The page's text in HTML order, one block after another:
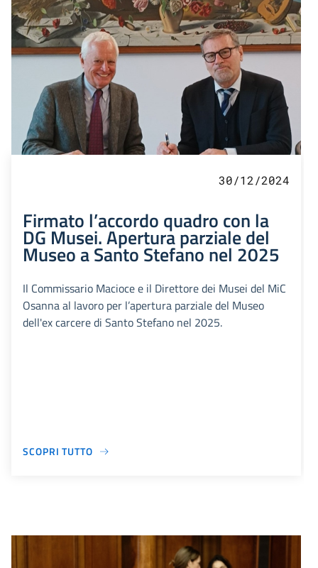
30/12/2024
Firmato l’accordo quadro con la
DG Musei. Apertura parziale del
Museo a Santo Stefano nel 2025
Il Commissario Macioce e il Direttore dei Musei del MiC
Osanna al lavoro per l’apertura parziale del Museo
dell'ex carcere di Santo Stefano nel 2025.
SCOPRI TUTTO